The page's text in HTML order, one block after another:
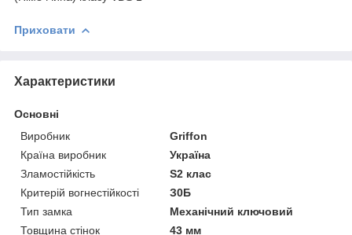
Приховати
Характеристики
Основні
Виробник
Griffon
Країна виробник
Україна
Зламостійкість
S2 клас
Критерій вогнестійкості
З0Б
Тип замка
Механічний ключовий
Товщина стінок
43 мм